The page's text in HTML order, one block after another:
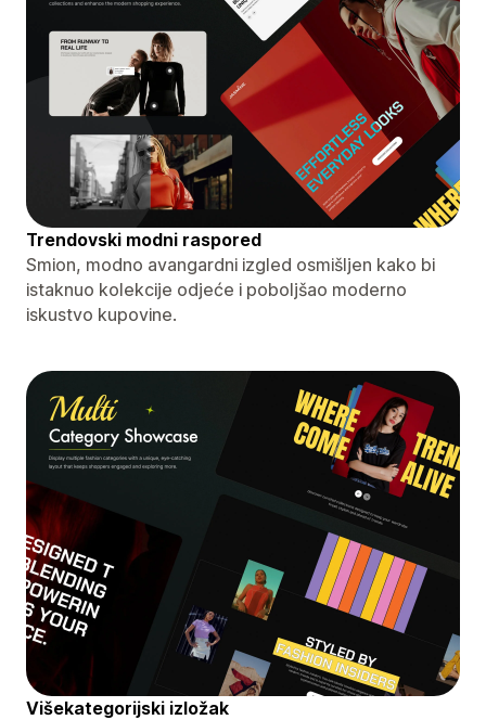
Trendovski modni raspored
Smion, modno avangardni izgled osmišljen kako bi
istaknuo kolekcije odjeće i poboljšao moderno
iskustvo kupovine.
Višekategorijski izložak